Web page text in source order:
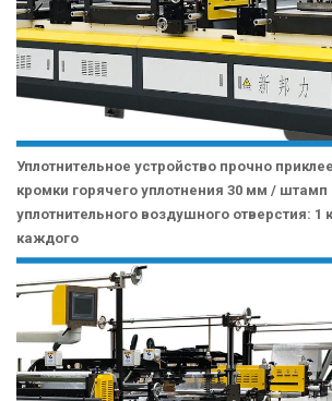
Уплотнительное устройство прочно
кромки горячего уплотнения 30 мм / штамп
уплотнительного воздушного отверстия: 1
каждого